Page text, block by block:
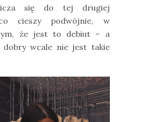
się do tej drugiej
cieszy podwójnie, w
że jest to debiut – a
wcale nie jest takie